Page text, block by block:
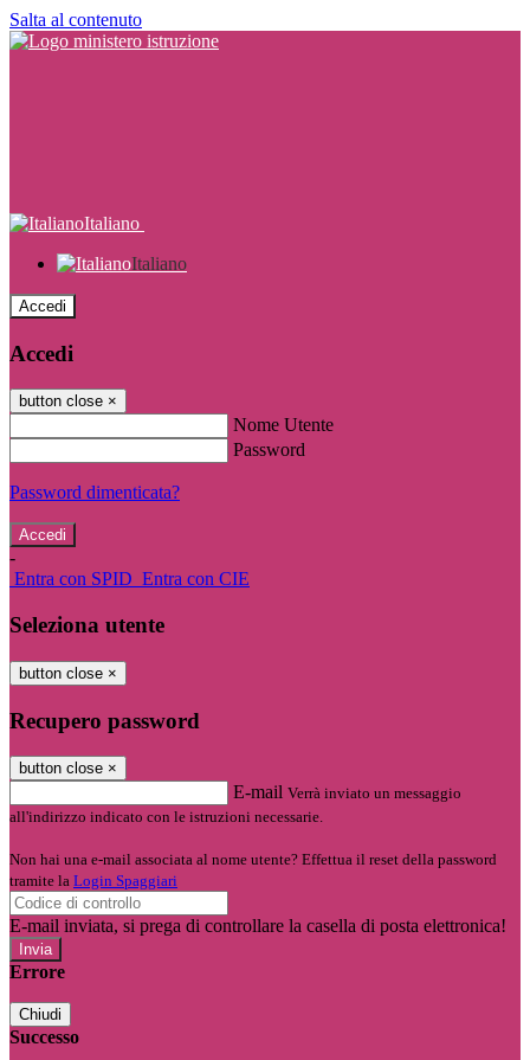
Salta al contenuto
Italiano
Italiano
Accedi
Accedi
button close ×
Nome Utente
Password
Password dimenticata?
-
Entra con SPID Entra con CIE
Seleziona utente
button close ×
Recupero password
button close ×
E-mail Verrà inviato un messaggio
all'indirizzo indicato con le istruzioni necessarie.
Non hai una e-mail associata al nome utente? Effettua il reset della password
tramite la Login Spaggiari
E-mail inviata, si prega di controllare la casella di posta elettronica!
Errore
Chiudi
Successo